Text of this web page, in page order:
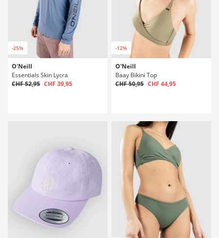
-25%
O'Neill
Essentials Skin Lycra
CHF 52,95 CHF 39,95
-12%
O'Neill
Baay Bikini Top
CHF 50,95 CHF 44,95